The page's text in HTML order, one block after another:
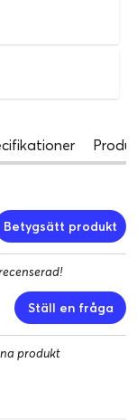
Betygsätt produkt
Ställ en fråga
produkt